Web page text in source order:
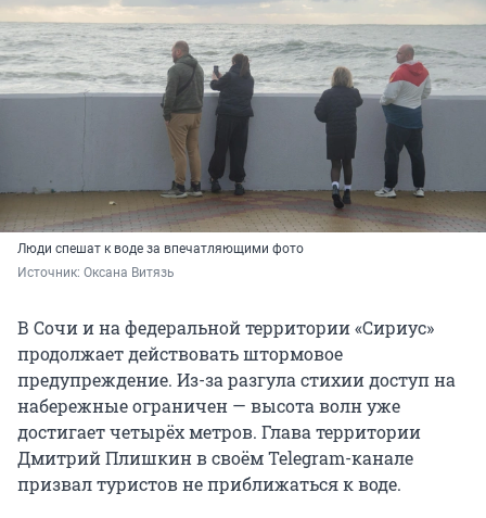
Люди спешат к воде за впечатляющими фото
Источник: Оксана Витязь
В Сочи и на федеральной территории «Сириус»
продолжает действовать штормовое
предупреждение. Из-за разгула стихии доступ на
набережные ограничен — высота волн уже
достигает четырёх метров. Глава территории
Дмитрий Плишкин в своём Telegram-канале
призвал туристов не приближаться к воде.